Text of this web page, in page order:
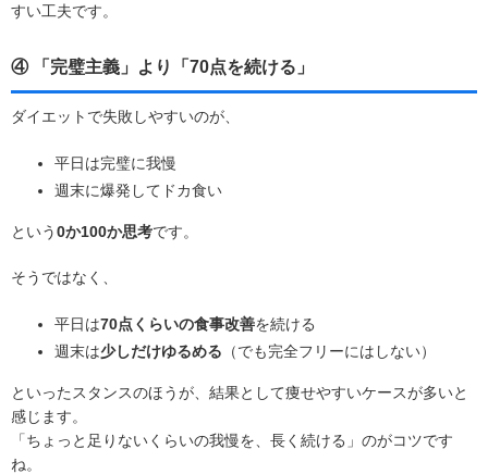
すい工夫です。
④ 「完璧主義」より「70点を続ける」
ダイエットで失敗しやすいのが、
平日は完璧に我慢
週末に爆発してドカ食い
という0か100か思考です。
そうではなく、
平日は70点くらいの食事改善を続ける
週末は少しだけゆるめる （でも完全フリーにはしない）
といったスタンスのほうが、結果として痩せやすいケースが多いと
感じます。
「ちょっと足りないくらいの我慢を、長く続ける 」のがコツです
ね。